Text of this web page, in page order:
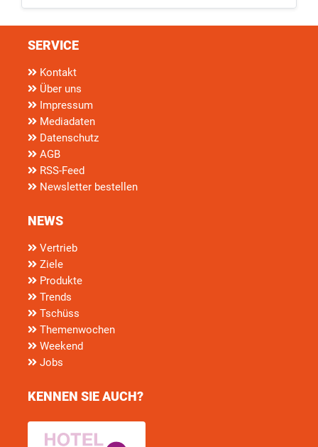
SERVICE
Kontakt
Über uns
Impressum
Mediadaten
Datenschutz
AGB
RSS-Feed
Newsletter bestellen
NEWS
Vertrieb
Ziele
Produkte
Trends
Tschüss
Themenwochen
Weekend
Jobs
KENNEN SIE AUCH?